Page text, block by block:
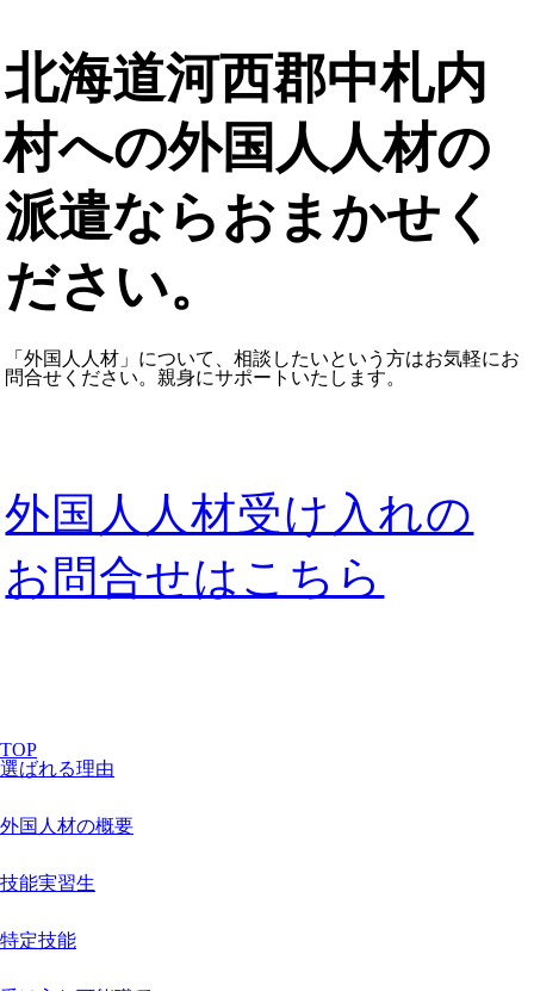
北海道河西郡中札内
村への外国人人材の
派遣ならおまかせく
ださい。
「外国人人材」について、相談したいという方はお気軽にお
問合せください。親身にサポートいたします。
外国人人材受け入れの
お問合せはこちら
TOP
選ばれる理由
外国人材の概要
技能実習生
特定技能